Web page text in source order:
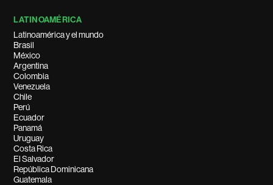
LATINOAMÉRICA
Latinoamérica y el mundo
Brasil
México
Argentina
Colombia
Venezuela
Chile
Perú
Ecuador
Panamá
Uruguay
Costa Rica
El Salvador
República Dominicana
Guatemala